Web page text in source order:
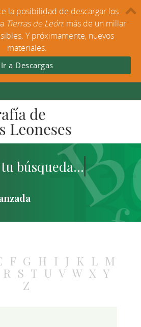
F G H I J K L M
R S T U V W X Y
Z
la posibilidad de descargar los
Tierras de León: más de un millar
Y próximamente, nuevos
materiales.
Ir a Descargas